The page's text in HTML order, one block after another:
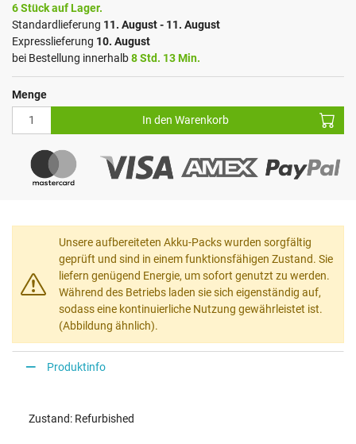
6 Stück auf Lager.
Standardlieferung 11. August - 11. August
Expresslieferung 10. August
bei Bestellung innerhalb8 Std. 13 Min.
Menge
In den Warenkorb
Unsere aufbereiteten Akku-Packs wurden sorgfältig
geprüft und sind in einem funktionsfähigen Zustand. Sie
liefern genügend Energie, um sofort genutzt zu werden.
Während des Betriebs laden sie sich eigenständig auf,
sodass eine kontinuierliche Nutzung gewährleistet ist.
(Abbildung ähnlich).
Produktinfo
Zustand: Refurbished